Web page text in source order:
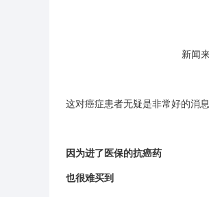
新闻
这对癌症患者无疑是非常好的消
因为进了医保的抗癌药
也很难买到